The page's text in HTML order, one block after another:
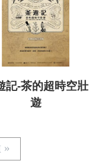
記-茶的超時空壯
遊